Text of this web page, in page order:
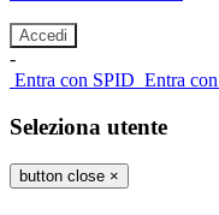
-
Entra con SPID Entra
Seleziona utente
button close ×